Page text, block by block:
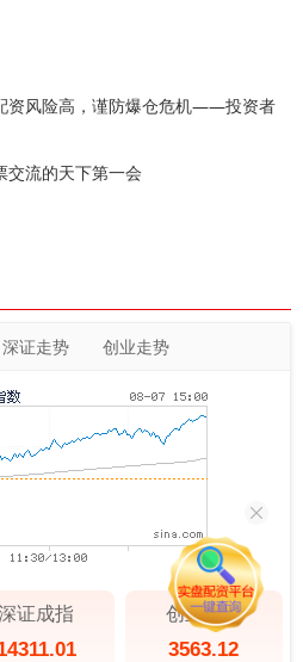
资风险高，谨防爆仓危机——投资者
交流的天下第一会
深证走势 创业走势
证成指 创业板指
3563.12